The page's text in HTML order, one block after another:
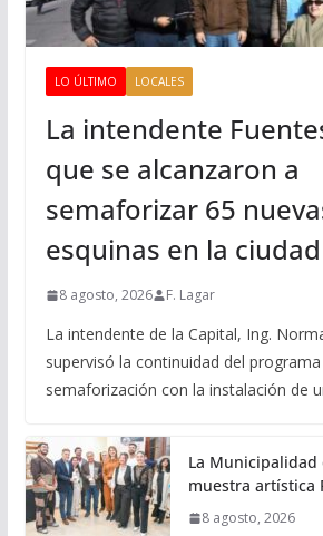
LO ÚLTIMO LOCALES
La intendente
que se alcanzaron a
semaforizar 65
esquinas en la ciudad
8 agosto, 2026 F. Lagar
La intendente de la Capital, Ing.
supervisó la continuidad del
semaforización con la instalación de
La
muestra artística
8 agosto, 2026